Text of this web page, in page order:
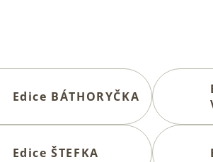
Edice BÁTHORYČKA
Edice ŠTEFKA